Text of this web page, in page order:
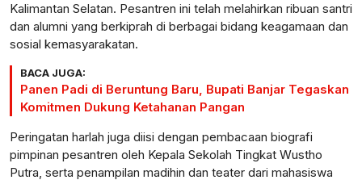
Kalimantan Selatan. Pesantren ini telah melahirkan ribuan santri
dan alumni yang berkiprah di berbagai bidang keagamaan dan
sosial kemasyarakatan.
BACA JUGA:
Panen Padi di Beruntung Baru, Bupati Banjar Tegaskan
Komitmen Dukung Ketahanan Pangan
Peringatan harlah juga diisi dengan pembacaan biografi
pimpinan pesantren oleh Kepala Sekolah Tingkat Wustho
Putra, serta penampilan madihin dan teater dari mahasiswa